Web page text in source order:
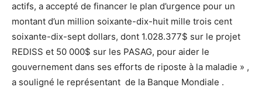
actifs, a accepté de financer le plan d’urgence pour un
montant d’un million soixante-dix-huit mille trois cent
soixante-dix-sept dollars, dont 1.028.377$ sur le projet
REDISS et 50 000$ sur les PASAG, pour aider le
gouvernement dans ses efforts de riposte à la maladie » ,
a souligné le représentant de la Banque Mondiale .